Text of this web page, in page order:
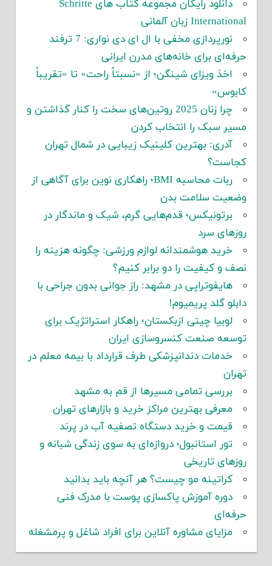
دانلود رایگان مجموعه کتاب های Schritte
International زبان آلمانی
نورپردازی مخفی با ال ای دی نواری: 7 ترفند
حرفه‌ای برای خانه‌های مدرن ایرانی
اخذ ویزای شینگن؛ از «نسبتاً راحت» تا «تقریباً
کابوس»
چرا زنان 2025 روتین‌های سخت را کنار گذاشتن و
مسیر سبک را انتخاب کردن
آدری: بهترین کلینیک زیبایی در شمال تهران
کجاست؟
ربات محاسبه BMI؛ راهکاری نوین برای آگاهی از
وضعیت سلامت بدن
برتونیکس؛ قدم‌هایی گرم، شیک و ماندگار در
روزهای سرد
خرید هوشمندانه لوازم ورزشی: چگونه هزینه را
نصف و کیفیت را دو برابر کنیم؟
هایفوتراپی در مشهد: راز جوانی بدون جراحی با
دابلو گلد پریمیوم!
لوبیا چیتی ازبکستان؛ راهکار استراتژیک برای
توسعه صنعت کنسروسازی ایران
خدمات دندانپزشکی طرف قرارداد با بیمه معلم در
تهران
بررسی تمامی مسیرها از قم به مشهد
معرفی بهترین مراکز خرید و بازارهای تهران
قیمت و خرید دستگاه تصفیه آب در پرند
تور استانبول؛ دروازه‌ای به سوی زندگی شبانه و
روزهای تاریخی
کراتینه مو چیست؟ هر آنچه باید بدانید
دوره آموزش پاکسازی پوست با مدرک فنی
حرفه‌ای
مزایای مشاوره آنلاین برای افراد شاغل و پرمشغله